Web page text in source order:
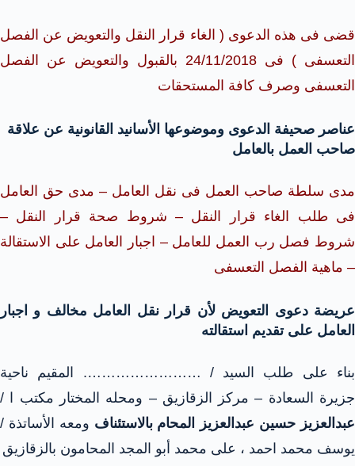
قضى فى هذه الدعوى ( الغاء قرار النقل والتعويض عن الفصل
التعسفى ) فى 24/11/2018 بالقبول والتعويض عن الفصل
التعسفى وصرف كافة المستحقات
عناصر صحيفة الدعوى وموضوعها الأسانيد القانونية عن علاقة
صاحب العمل بالعامل
مدى سلطة صاحب العمل فى نقل العامل – مدى حق العامل
فى طلب الغاء قرار النقل – شروط صحة قرار النقل –
شروط فصل رب العمل للعامل – اجبار العامل على الاستقالة
– ماهية الفصل التعسفى
عريضة دعوى التعويض لأن قرار نقل العامل مخالف و اجبار
العامل على تقديم استقالته
بناء على طلب السيد / ……………………. المقيم ناحية
جزيرة السعادة – مركز الزقازيق – ومحله المختار مكتب ا /
عبدالعزيز حسين عبدالعزيز المحام بالاستئناف ومعه الأساتذة /
يوسف محمد احمد ، على محمد أبو المجد المحامون بالزقازيق